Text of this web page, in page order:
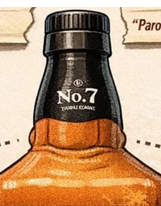
制、实质性相似及不可弥补损害，并重点讨论法院
为何维持初步禁令却缩限资产冻结。文章同时总结
该案对权利人取证、平台数据准备、版权登记，以
及被告限缩冻结范围、证明非侵权收入来源的实务
启示。